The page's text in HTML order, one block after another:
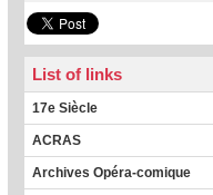
List of links
17e Siècle
ACRAS
Archives Opéra-comique